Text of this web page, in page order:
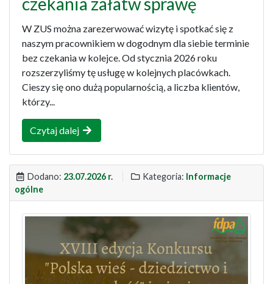
W ZUS można zarezerwować wizytę i spotkać się z
naszym pracownikiem w dogodnym dla siebie terminie
bez czekania w kolejce. Od stycznia 2026 roku
rozszerzyliśmy tę usługę w kolejnych placówkach.
Cieszy się ono dużą popularnością, a liczba klientów,
którzy...
Czytaj dalej
Dodano: 23.07.2026 r. Kategoria: Informacje
ogólne